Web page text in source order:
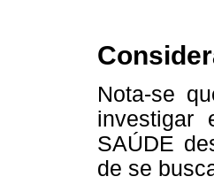
Nota-se
investigar
SAÚDE
de se